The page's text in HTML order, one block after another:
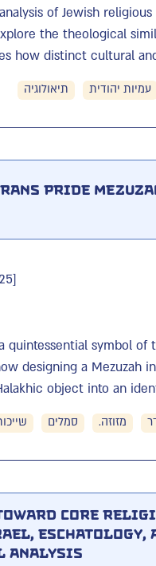
of Jewish
the theological
how distinct cultural
עמיות יהודית תיאולוגיה
Pride
quintessential symbol
designing a
object into an
מזוזה. סמלים
Core
Eschatology,
Analysis